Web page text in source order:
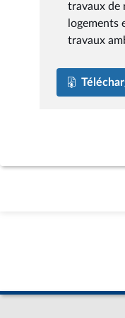
travaux de
logements
travaux